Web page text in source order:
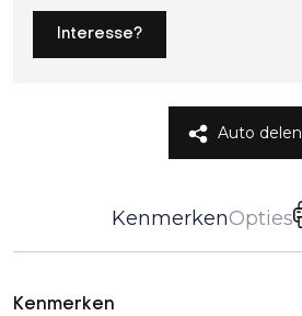
Interesse?
Auto delen
KenmerkenOpties
Kenmerken